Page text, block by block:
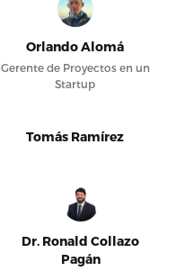
Orlando Alomá
Gerente de Proyectos en un
Startup
Tomás Ramírez
Dr. Ronald Collazo
Pagán